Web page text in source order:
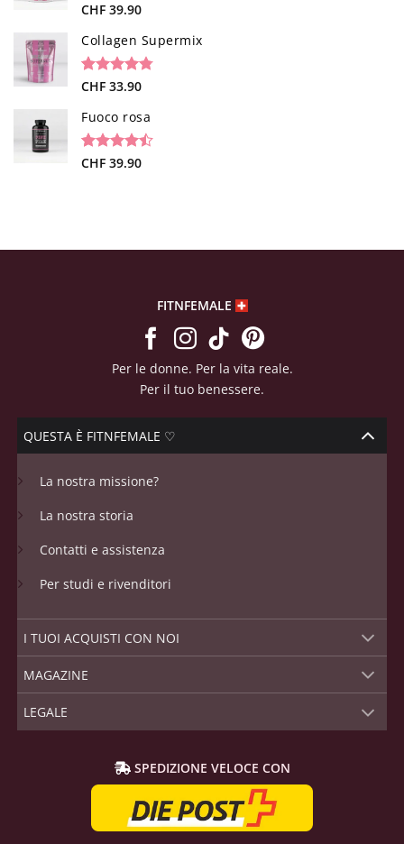
Valutato
su base di
34
recensioni
CHF 39.90
Collagen Supermix
Valutato
su base di
26
CHF 33.90
Fuoco rosa
Valutato
19
CHF 39.90
FITNFEMALE
Per le donne. Per la vita reale.
Per il tuo benessere.
QUESTA È FITNFEMALE ♡
La nostra missione?
La nostra storia
Contatti e assistenza
Per studi e rivenditori
I TUOI ACQUISTI CON NOI
MAGAZINE
LEGALE
SPEDIZIONE VELOCE CON